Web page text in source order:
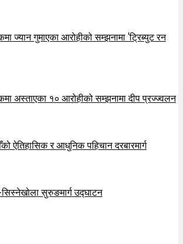
ज्यान गुमाएका आरोहीको सम्झनामा ‘ट्रिब्युट रन
अस्ताएका १० आरोहीको सम्झनामा दीप प्रज्ज्वलन
ऐतिहासिक र आधुनिक पहिचान दरबारमार्ग
सुरुङमार्ग उद्घाटन